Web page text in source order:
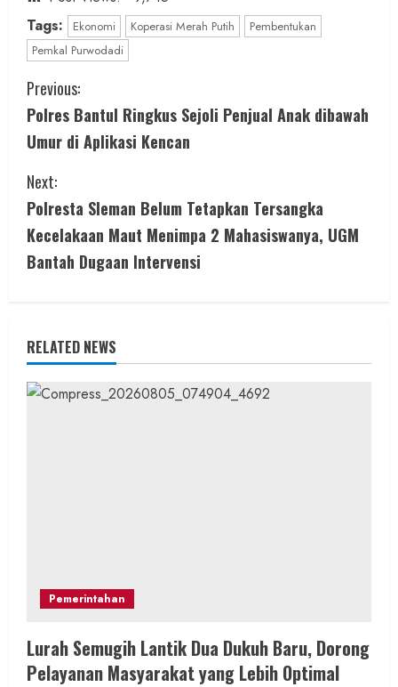
Tags:
Ekonomi Koperasi Merah Putih
Pembentukan
Pemkal Purwodadi
C
o
n
t
i
n
e
R
Previous:
Polres Bantul Ringkus Sejoli Penjual Anak dibawah
Umur di Aplikasi Kencan
Next:
Polresta Sleman Belum Tetapkan Tersangka
Kecelakaan Maut Menimpa 2 Mahasiswanya, UGM
Bantah Dugaan Intervensi
RELATED NEWS
Pemerintahan
Lurah Semugih Lantik Dua Dukuh Baru, Dorong
Pelayanan Masyarakat yang Lebih Optimal